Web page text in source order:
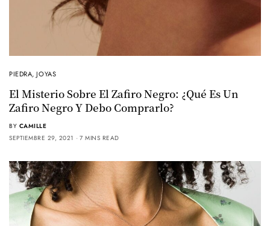
PIEDRA,JOYAS
El Misterio Sobre El Zafiro Negro: ¿Qué Es Un
Zafiro Negro Y Debo Comprarlo?
BY CAMILLE
SEPTIEMBRE 29, 2021
7 MINS READ